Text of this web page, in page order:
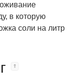
в которую
соли на литр